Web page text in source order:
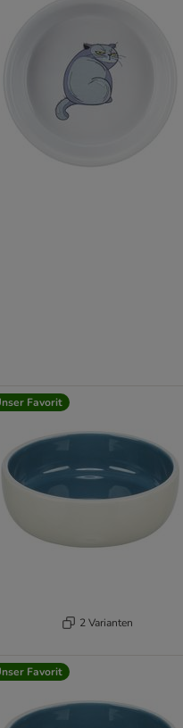
Favorit
2 Varianten
Favorit